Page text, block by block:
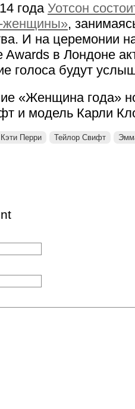
года Уотсон
женщины»,
И на церемонии
в Лондоне
голоса будут
«Женщина года»
и модель Карли
Кэти Перри Тейлор Свифт